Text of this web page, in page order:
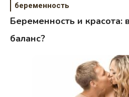
беременность
Беременность и красота:
баланс?